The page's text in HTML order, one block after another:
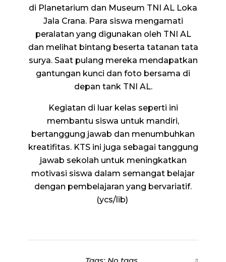
di Planetarium dan Museum TNI AL Loka
Jala Crana. Para siswa mengamati
peralatan yang digunakan oleh TNI AL
dan melihat bintang beserta tatanan tata
surya. Saat pulang mereka mendapatkan
gantungan kunci dan foto bersama di
depan tank TNI AL.
Kegiatan di luar kelas seperti ini
membantu siswa untuk mandiri,
bertanggung jawab dan menumbuhkan
kreatifitas. KTS ini juga sebagai tanggung
jawab sekolah untuk meningkatkan
motivasi siswa dalam semangat belajar
dengan pembelajaran yang bervariatif.
(ycs/lib)